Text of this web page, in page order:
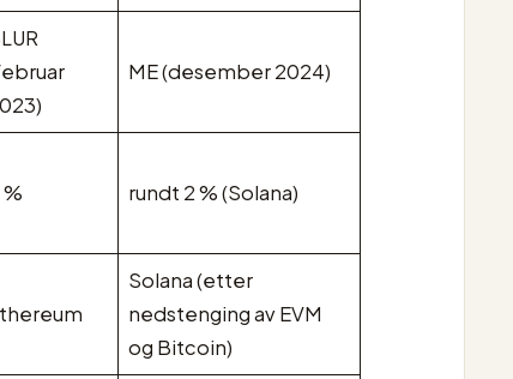
ME (desember 2024)
rundt 2 % (Solana)
Solana (etter
nedstenging av EVM
og Bitcoin)